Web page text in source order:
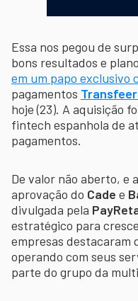
Essa nos pegou de
bons resultados e
em um papo exclusivo
pagamentos
hoje (23). A aquisição
fintech espanhola de
pagamentos.
De valor não aberto, e
aprovação do Cade e
divulgada pela
estratégico para
empresas destacaram
operando com seus
parte do grupo da